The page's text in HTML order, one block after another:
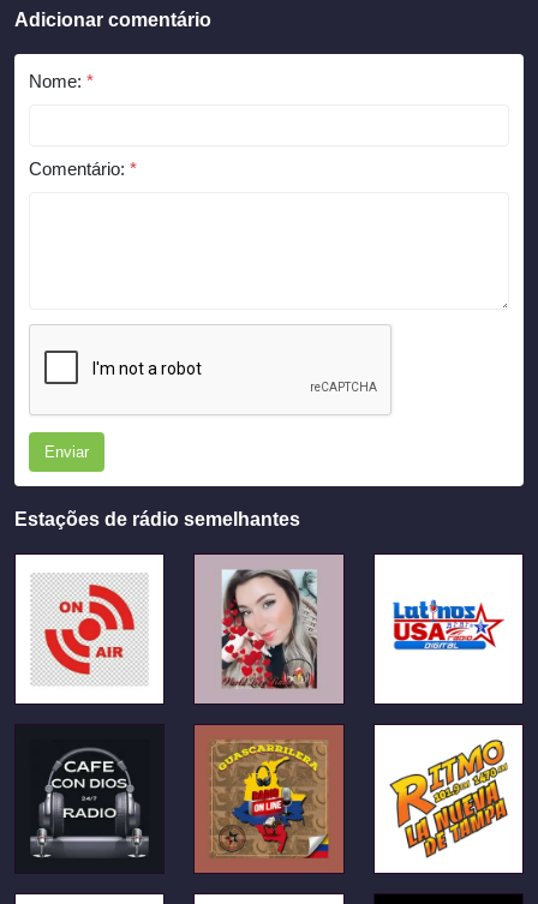
Adicionar comentário
Nome: *
Comentário: *
Enviar
Estações de rádio semelhantes